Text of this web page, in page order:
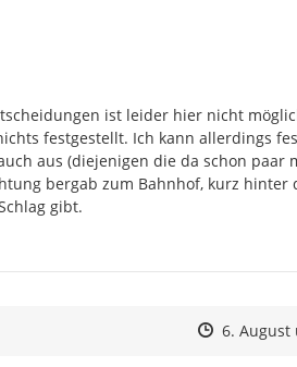
ist leider hier nicht
festgestellt. Ich kann allerdings
aus (diejenigen die da schon paar
bergab zum Bahnhof, kurz hinter
gibt.
Zeitpunkt
Zeitpunkt
6. August